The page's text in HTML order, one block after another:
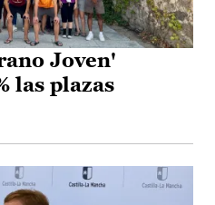
Joven'
las plazas